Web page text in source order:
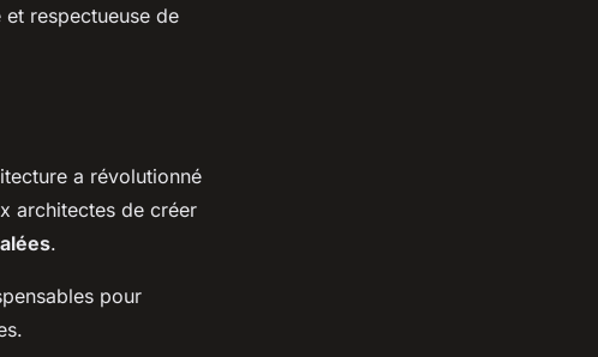
respectueuse de
a révolutionné
architectes de créer
.
pour